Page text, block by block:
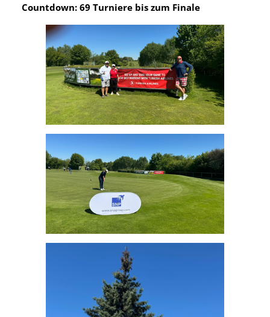
Countdown: 69 Turniere bis zum Finale